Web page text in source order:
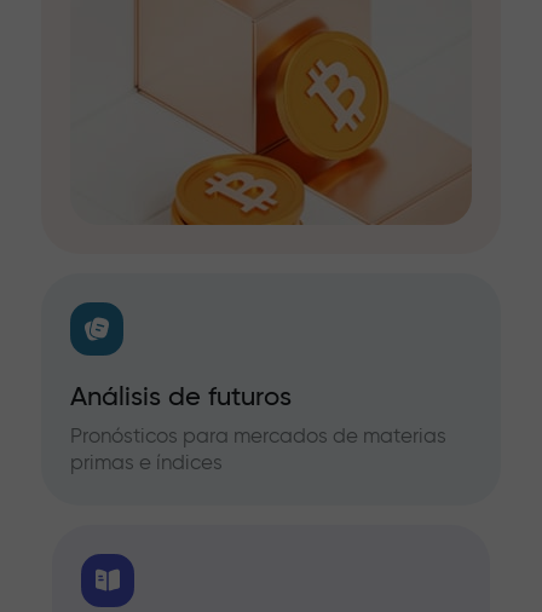
Análisis de futuros
Pronósticos para mercados de materias
primas e índices